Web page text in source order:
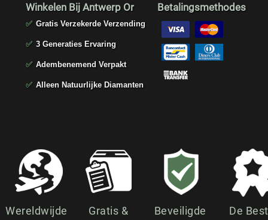
Winkelen Bij Antwerp Or
✅ Gratis Verzekerde Verzending
✅ 3 Generaties Ervaring
✅ Adembenemend Verpakt
✅ Alleen Natuurlijke Diamanten
Betalingsmethodes
Wereldwijde
Gratis &
Beveiligde
De